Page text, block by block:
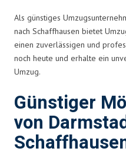
Als günstiges
nach Schaffhausen bietet
einen zuverlässigen und
noch heute und erhalte ein
Umzug.
Günstiger
von